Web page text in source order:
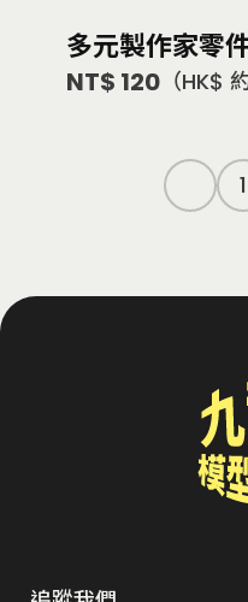
多元製作家零
NT$ 120 （HK$
1